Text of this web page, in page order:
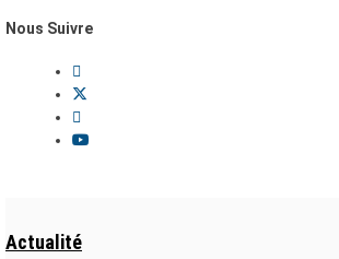
Nous Suivre
Actualité